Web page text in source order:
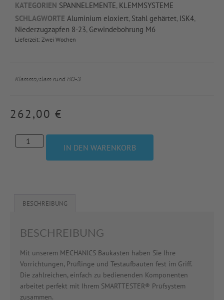
KATEGORIEN SPANNELEMENTE, KLEMMSYSTEME
SCHLAGWORTE Aluminium eloxiert, Stahl gehärtet, ISK4,
Niederzugzapfen 8-23, Gewindebohrung M6
Lieferzeit: Zwei Wochen
Klemmsystem rund 80-3
262,00 €
IN DEN WARENKORB
BESCHREIBUNG
BESCHREIBUNG
Mit unserem MECHANICS Baukasten haben Sie Ihre
Vorrichtungen, Prüflinge und Testaufbauten fest im Griff.
Die zahlreichen, einfach zu bedienenden Komponenten
arbeitet perfekt mit Ihrem SMARTTESTER® Prüfsystem
zusammen.